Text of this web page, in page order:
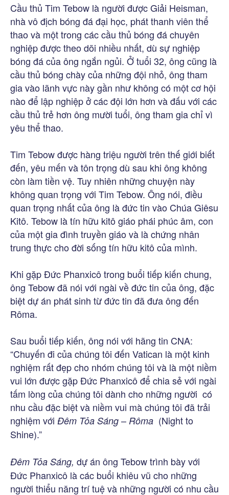
Cầu thủ Tim Tebow là người được Giải Heisman,
nhà vô địch bóng đá đại học, phát thanh viên thể
thao và một trong các cầu thủ bóng đá chuyên
nghiệp được theo dõi nhiều nhất, dù sự nghiệp
bóng đá của ông ngắn ngủi. Ở tuổi 32, ông cũng là
cầu thủ bóng chày của những đội nhỏ, ông tham
gia vào lãnh vực này gần như không có một cơ hội
nào để lập nghiệp ở các đội lớn hơn và đấu với các
cầu thủ trẻ hơn ông mười tuổi, ông tham gia chỉ vì
yêu thể thao.
Tim Tebow được hàng triệu người trên thế giới biết
đến, yêu mến và tôn trọng dù sau khi ông không
còn làm tiền vệ. Tuy nhiên những chuyện này
không quan trọng với Tim Tebow. Ông nói, điều
quan trọng nhất của ông là đức tin vào Chúa Giêsu
Kitô. Tebow là tín hữu kitô giáo phái phúc âm, con
của một gia đình truyền giáo và là chứng nhân
trung thực cho đời sống tín hữu kitô của mình.
Khi gặp Đức Phanxicô trong buổi tiếp kiến chung,
ông Tebow đã nói với ngài về đức tin của ông, đặc
biệt dự án phát sinh từ đức tin đã đưa ông đến
Rôma.
Sau buổi tiếp kiến, ông nói với hãng tin CNA:
“Chuyến đi của chúng tôi đến Vatican là một kinh
nghiệm rất đẹp cho nhóm chúng tôi và là một niềm
vui lớn được gặp Đức Phanxicô để chia sẻ với ngài
tấm lòng của chúng tôi dành cho những người có
nhu cầu đặc biệt và niềm vui mà chúng tôi đã trải
nghiệm với Đêm Tỏa Sáng – Rôma (Night to
Shine).”
Đêm Tỏa Sáng, dự án ông Tebow trình bày với
Đức Phanxicô là các buổi khiêu vũ cho những
người thiểu năng trí tuệ và những người có nhu cầu